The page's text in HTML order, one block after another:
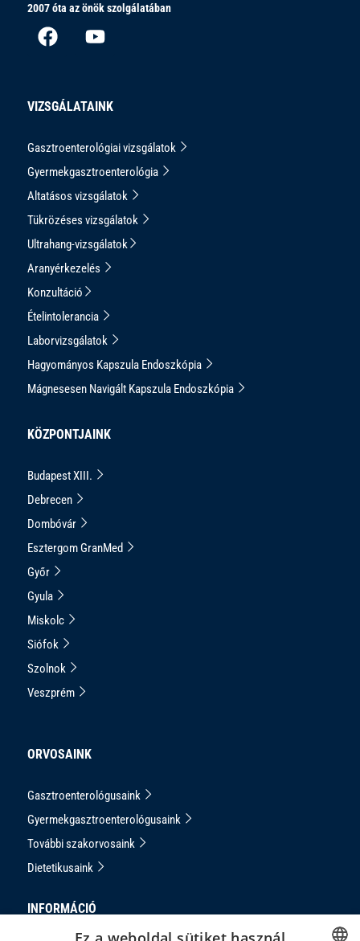
2007 óta az önök szolgálatában
VIZSGÁLATAINK
Gasztroenterológiai vizsgálatok
Gyermekgasztroenterológia
Altatásos vizsgálatok
Tükrözéses vizsgálatok
Ultrahang-vizsgálatok
Aranyérkezelés
Konzultáció
Ételintolerancia
Laborvizsgálatok
Hagyományos Kapszula Endoszkópia
Mágnesesen Navigált Kapszula Endoszkópia
KÖZPONTJAINK
Budapest XIII.
Debrecen
Dombóvár
Esztergom GranMed
Győr
Gyula
Miskolc
Siófok
Szolnok
Veszprém
ORVOSAINK
Gasztroenterológusaink
Gyermekgasztroenterológusaink
További szakorvosaink
Dietetikusaink
INFORMÁCIÓ